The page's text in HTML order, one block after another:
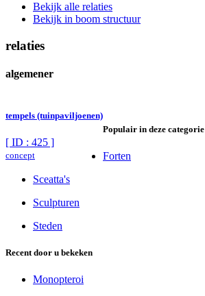
Bekijk alle relaties
Bekijk in boom structuur
relaties
algemener
tempels (tuinpaviljoenen)
[ ID : 425 ]
concept
Populair in deze categorie
Forten
Sceatta's
Sculpturen
Steden
Recent door u bekeken
Monopteroi